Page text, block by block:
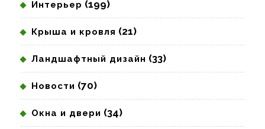
Интерьер (199)
Крыша и кровля (21)
Ландшафтный дизайн (33)
Новости (70)
Окна и двери (34)